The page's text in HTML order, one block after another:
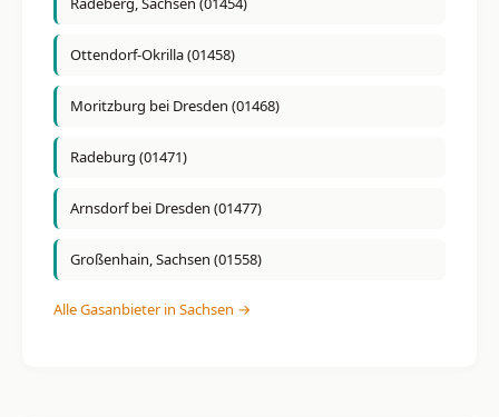
Ottendorf-Okrilla (01458)
Moritzburg bei Dresden (01468)
Radeburg (01471)
Arnsdorf bei Dresden (01477)
Großenhain, Sachsen (01558)
Alle Gasanbieter in Sachsen →